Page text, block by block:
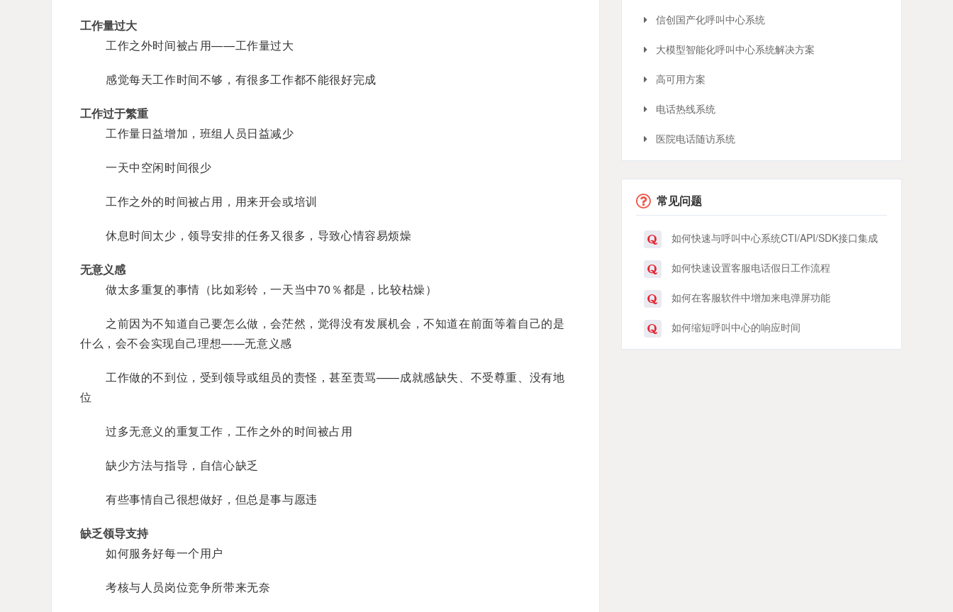
工作量过大
工作之外时间被占用——工作量过大
感觉每天工作时间不够，有很多工作都不能很好完成
工作过于繁重
工作量日益增加，班组人员日益减少
一天中空闲时间很少
工作之外的时间被占用，用来开会或培训
休息时间太少，领导安排的任务又很多，导致心情容易烦燥
无意义感
做太多重复的事情（比如彩铃，一天当中70％都是，比较枯燥）
之前因为不知道自己要怎么做，会茫然，觉得没有发展机会，不知道在前面等着自己的是
什么，会不会实现自己理想——无意义感
工作做的不到位，受到领导或组员的责怪，甚至责骂——成就感缺失、不受尊重、没有地
位
过多无意义的重复工作，工作之外的时间被占用
缺少方法与指导，自信心缺乏
有些事情自己很想做好，但总是事与愿违
缺乏领导支持
如何服务好每一个用户
考核与人员岗位竞争所带来无奈
信创国产化呼叫中心系统
大模型智能化呼叫中心系统解决方案
高可用方案
电话热线系统
医院电话随访系统
常见问题
如何快速与呼叫中心系统CTI/API/SDK接口集成
如何快速设置客服电话假日工作流程
如何在客服软件中增加来电弹屏功能
如何缩短呼叫中心的响应时间